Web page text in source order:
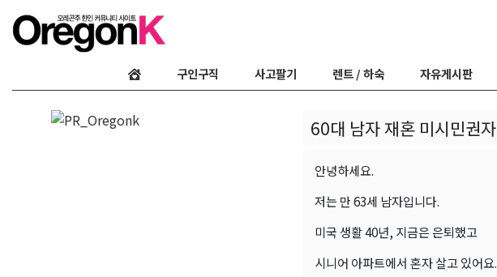
구인구직 사고팔기 렌트 / 하숙 자유게시판
60대 남자 재혼 미시민권자
안녕하세요.
저는 만 63세 남자입니다.
미국 생활 40년, 지금은 은퇴했고
시니어 아파트에서 혼자 살고 있어요.